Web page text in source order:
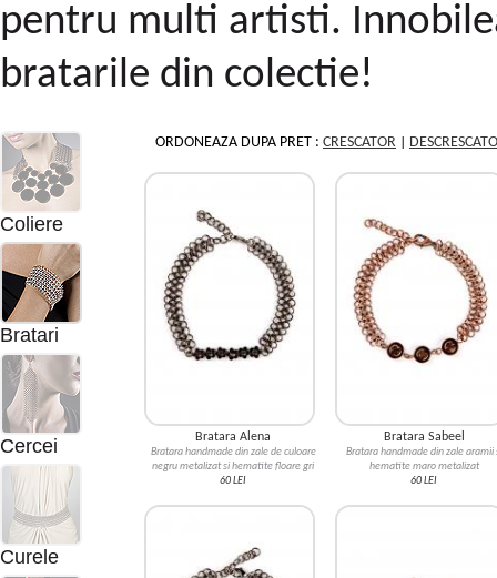
pentru multi artisti.
bratarile din colectie!
Coliere
Bratari
Cercei
Curele
ORDONEAZA DUPA PRET : CRESCATOR
Bratara Alena
Bratara handmade din zale de culoare
negru metalizat si hematite floare gri
60 LEI
Bratara Sabeel
Bratara handmade din zale aramii
hematite maro metalizat
60 LEI